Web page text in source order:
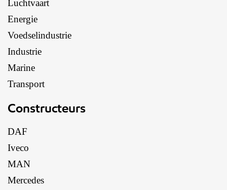
Luchtvaart
Energie
Voedselindustrie
Industrie
Marine
Transport
Constructeurs
DAF
Iveco
MAN
Mercedes